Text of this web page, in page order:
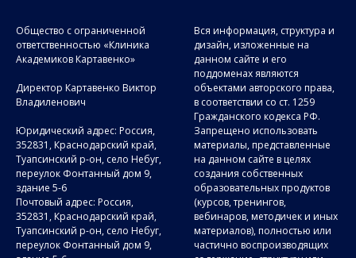
Общество с ограниченной
ответственностью «Клиника
Академиков Картавенко»
Директор Картавенко Виктор
Владиленович
Юридический адрес: Россия,
352831, Краснодарский край,
Туапсинский р-он, село Небуг,
переулок Фонтанный дом 9,
здание 5-6
Почтовый адрес: Россия,
352831, Краснодарский край,
Туапсинский р-он, село Небуг,
переулок Фонтанный дом 9,
Вся информация, структура и
дизайн, изложенные на
данном сайте и его
поддоменах являются
объектами авторского права,
в соответствии со ст. 1259
Гражданского кодекса РФ.
Запрещено использовать
материалы, представленные
на данном сайте в целях
создания собственных
образовательных продуктов
(курсов, тренингов,
вебинаров, методичек и иных
материалов), полностью или
частично воспроизводящих